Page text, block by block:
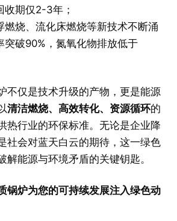
收期仅2-3年；
燃烧、流化床燃烧等新技术不断涌
突破90%，氮氧化物排放低于
不仅是技术升级的产物，更是能源
清洁燃烧、高效转化、资源循环的
热行业的环保标准。无论是企业降
社会对蓝天白云的期待，这一绿色
解能源与环境矛盾的关键钥匙。
锅炉为您的可持续发展注入绿色动